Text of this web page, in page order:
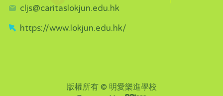
cljs@caritaslokjun.edu.hk
https://www.lokjun.edu.hk/
版權所有 © 明愛樂進學校